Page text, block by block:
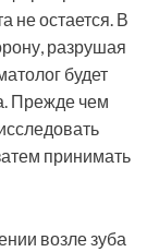
не остается. В
разрушая
будет
Прежде чем
принимать
возле зуба